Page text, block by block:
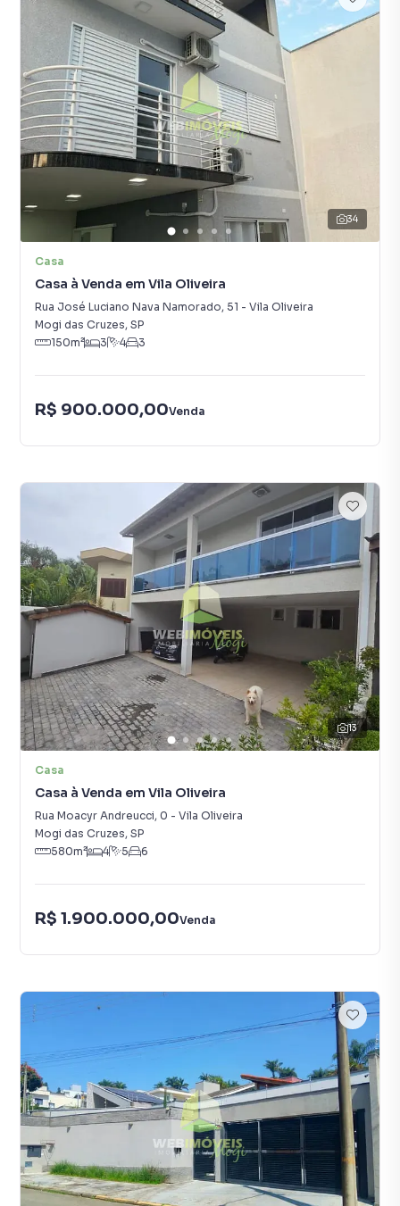
34
Casa
Casa à Venda em Vila Oliveira
Rua José Luciano Nava Namorado, 51 - Vila Oliveira
Mogi das Cruzes, SP
150m² 3 4 3
R$ 900.000,00Venda
13
Casa
Casa à Venda em Vila Oliveira
Rua Moacyr Andreucci, 0 - Vila Oliveira
Mogi das Cruzes, SP
580m² 4 5 6
R$ 1.900.000,00Venda